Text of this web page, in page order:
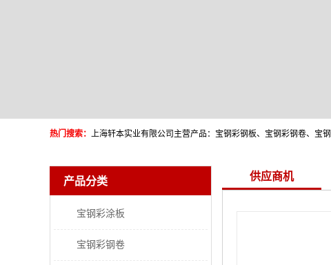
热门搜索：
产品分类
宝钢彩涂板
宝钢彩钢卷
供应商机